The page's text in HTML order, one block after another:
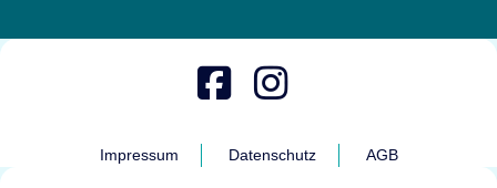
Impressum Datenschutz AGB